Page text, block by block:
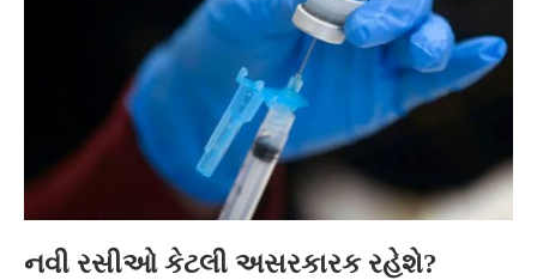
નવી રસીઓ કેટલી અસરકારક રહેશે?